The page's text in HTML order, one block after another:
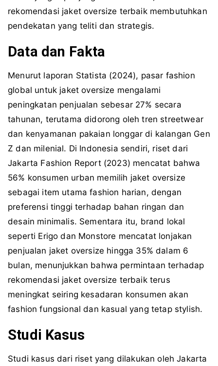
rekomendasi jaket oversize terbaik membutuhkan
pendekatan yang teliti dan strategis.
Data dan Fakta
Menurut laporan Statista (2024), pasar fashion
global untuk jaket oversize mengalami
peningkatan penjualan sebesar 27% secara
tahunan, terutama didorong oleh tren streetwear
dan kenyamanan pakaian longgar di kalangan Gen
Z dan milenial. Di Indonesia sendiri, riset dari
Jakarta Fashion Report (2023) mencatat bahwa
56% konsumen urban memilih jaket oversize
sebagai item utama fashion harian, dengan
preferensi tinggi terhadap bahan ringan dan
desain minimalis. Sementara itu, brand lokal
seperti Erigo dan Monstore mencatat lonjakan
penjualan jaket oversize hingga 35% dalam 6
bulan, menunjukkan bahwa permintaan terhadap
rekomendasi jaket oversize terbaik terus
meningkat seiring kesadaran konsumen akan
fashion fungsional dan kasual yang tetap stylish.
Studi Kasus
Studi kasus dari riset yang dilakukan oleh Jakarta